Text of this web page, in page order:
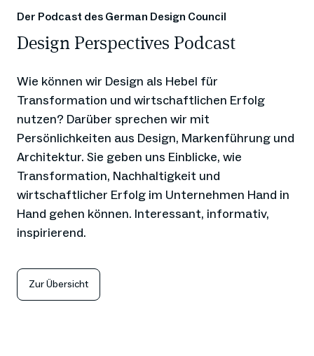
Der Podcast des German Design Council
Design Perspectives Podcast
Wie können wir Design als Hebel für
Transformation und wirtschaftlichen Erfolg
nutzen? Darüber sprechen wir mit
Persönlichkeiten aus Design, Markenführung und
Architektur. Sie geben uns Einblicke, wie
Transformation, Nachhaltigkeit und
wirtschaftlicher Erfolg im Unternehmen Hand in
Hand gehen können. Interessant, informativ,
inspirierend.
Zur Übersicht